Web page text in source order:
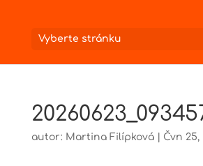
Vyberte stránku
autor: Martina Filípková| Čvn 25,